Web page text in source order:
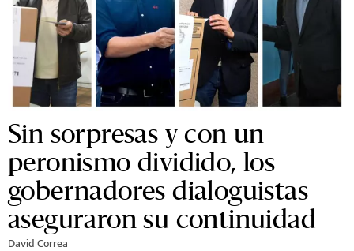
Sin sorpresas y con un
peronismo dividido, los
gobernadores dialoguistas
aseguraron su continuidad
David Correa